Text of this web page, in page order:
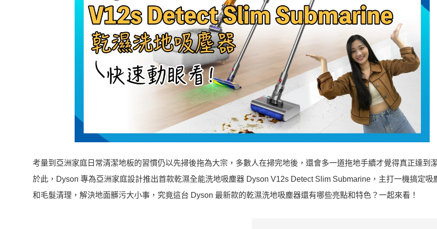
考量到亞洲家庭日常清潔地板的習慣仍以先掃後拖為大宗，多數人在掃完地後，還會多一道拖地手續才覺得真正達到
於此，Dyson 專為亞洲家庭設計推出首款乾濕全能洗地吸塵器 Dyson V12s Detect Slim Submarine，主打一機搞定吸
和毛髮清理，解決地面髒污大小事，究竟這台 Dyson 最新款的乾濕洗地吸塵器還有哪些亮點和特色？一起來看！